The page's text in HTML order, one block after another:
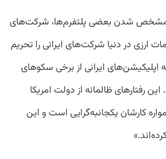
شدن بعضی پلتفرم‌ها، شرکت‌های
ارزی در دنیا شرکت‌های ایرانی را تحریم
اپلیکیشن‌های ایرانی از برخی سکوهای
رفتارهای ظالمانه از دولت امریکا
کارشان یکجانبه‌گرایی است و این